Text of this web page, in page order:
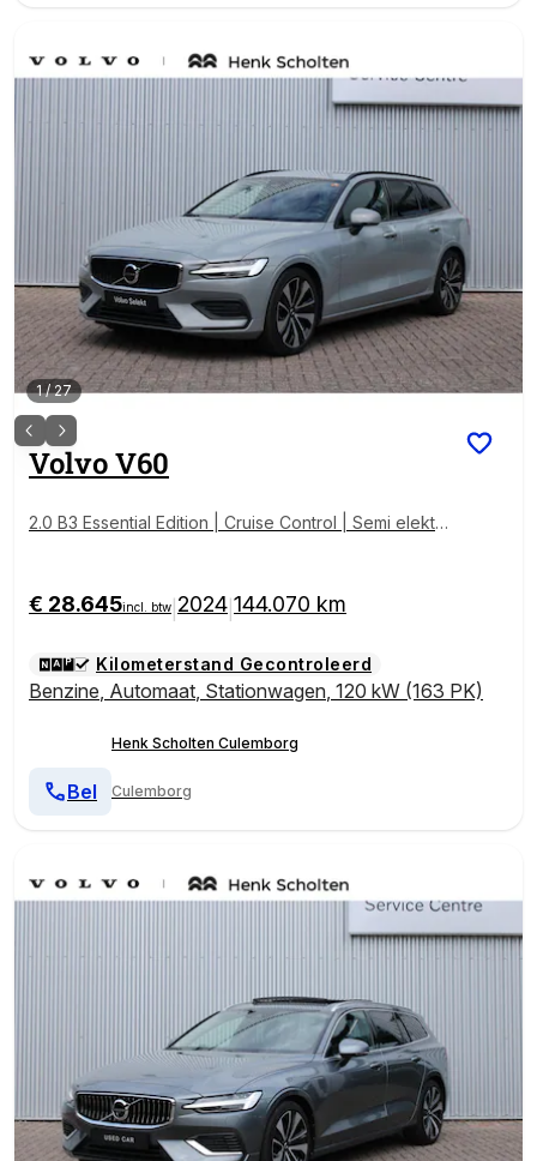
1/27
VolvoV60
2.0 B3 Essential Edition | Cruise Control | Semi elektri
arming | Achterbank verwarming
€ 28.645incl. btw 2024 144.070 km
Kilometerstand Gecontroleerd
Benzine, Automaat, Stationwagen, 120 kW (163 PK)
Henk Scholten Culemborg
Culemborg
Bel